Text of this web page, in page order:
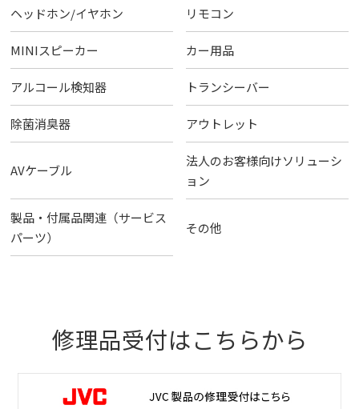
ヘッドホン/イヤホン リモコン
MINIスピーカー カー用品
アルコール検知器 トランシーバー
除菌消臭器 アウトレット
AVケーブル
法人のお客様向けソリューシ
ョン
製品・付属品関連（サービス
パーツ）
その他
修理品受付はこちらから